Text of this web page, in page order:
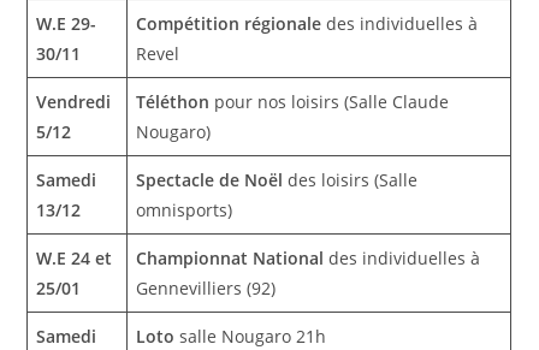
W.E 29-
30/11
Compétition régionale des individuelles à
Revel
Vendredi
5/12
Téléthon pour nos loisirs (Salle Claude
Nougaro)
Samedi
13/12
Spectacle de Noëldes loisirs (Salle
omnisports)
W.E 24 et
25/01
Championnat Nationaldes individuelles à
Gennevilliers (92)
Samedi
Lotosalle Nougaro 21h